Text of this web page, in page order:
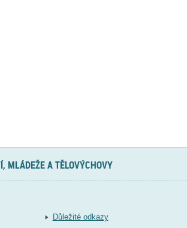
MLÁDEŽE A TĚLOVÝCHOVY
Důležité odkazy